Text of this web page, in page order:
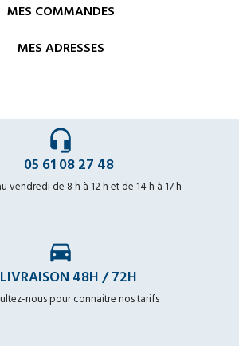
MES COMMANDES
MES ADRESSES
headset_mic
05 61 08 27 48
vendredi de 8 h à 12 h et de 14 h à 17 h
time_to_leave
LIVRAISON 48H / 72H
nous pour connaitre nos tarifs